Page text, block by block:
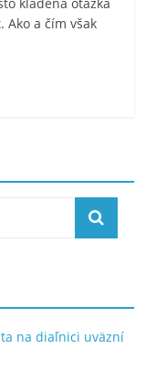
a čím však
na diaľnici uväzní